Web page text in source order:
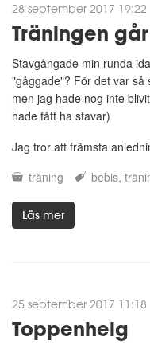
28 september 2017 19:22
Träningen
Stavgångade min runda
"gåggade"? För det var så
men jag hade nog inte
hade fått ha stavar)
Jag tror att främsta
träning
bebis
Läs mer
25 september 2017 11:18
Toppenhelg